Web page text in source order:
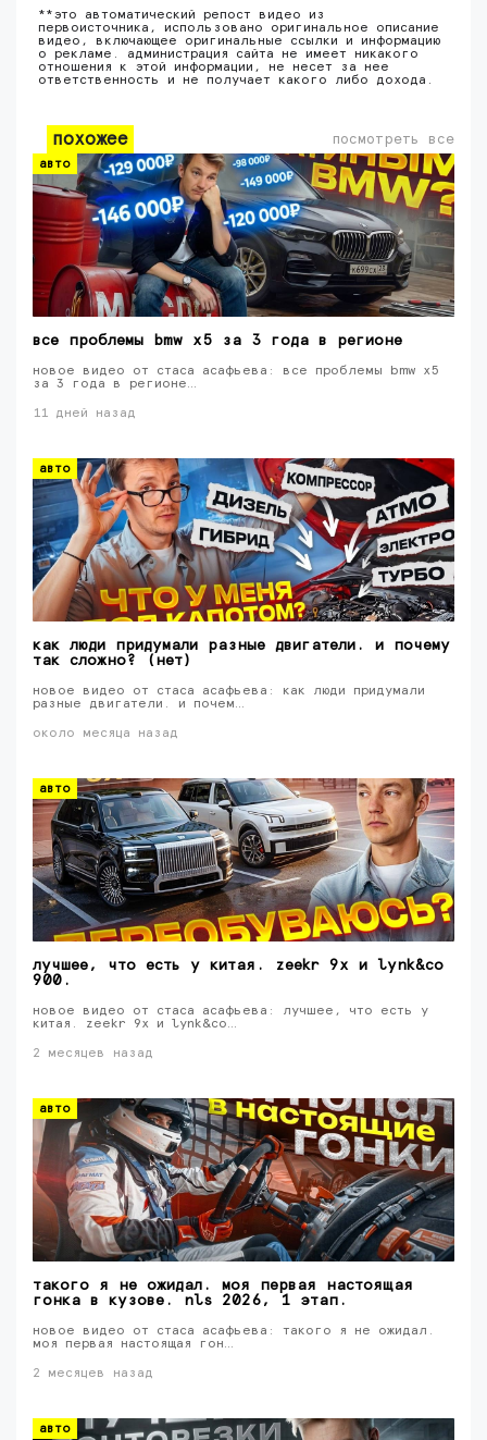
**это автоматический репост видео из
первоисточника, использовано оригинальное описание
видео, включающее оригинальные ссылки и информацию
о рекламе. администрация сайта не имеет никакого
отношения к этой информации, не несет за нее
ответственность и не получает какого либо дохода.
похожее посмотреть все
авто
все проблемы bmw х5 за 3 года в регионе
новое видео от стаса асафьева: все проблемы bmw х5
за 3 года в регионе…
11 дней назад
авто
как люди придумали разные двигатели. и почему
так сложно? (нет)
новое видео от стаса асафьева: как люди придумали
разные двигатели. и почем…
около месяца назад
авто
лучшее, что есть у китая. zeekr 9x и lynk&co
900.
новое видео от стаса асафьева: лучшее, что есть у
китая. zeekr 9x и lynk&co…
2 месяцев назад
авто
такого я не ожидал. моя первая настоящая
гонка в кузове. nls 2026, 1 этап.
новое видео от стаса асафьева: такого я не ожидал.
моя первая настоящая гон…
2 месяцев назад
авто